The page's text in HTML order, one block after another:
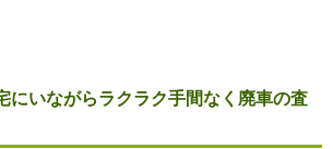
にいながらラクラク手間なく廃車の査